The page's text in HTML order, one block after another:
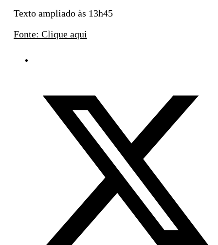
Texto ampliado às 13h45
Fonte: Clique aqui